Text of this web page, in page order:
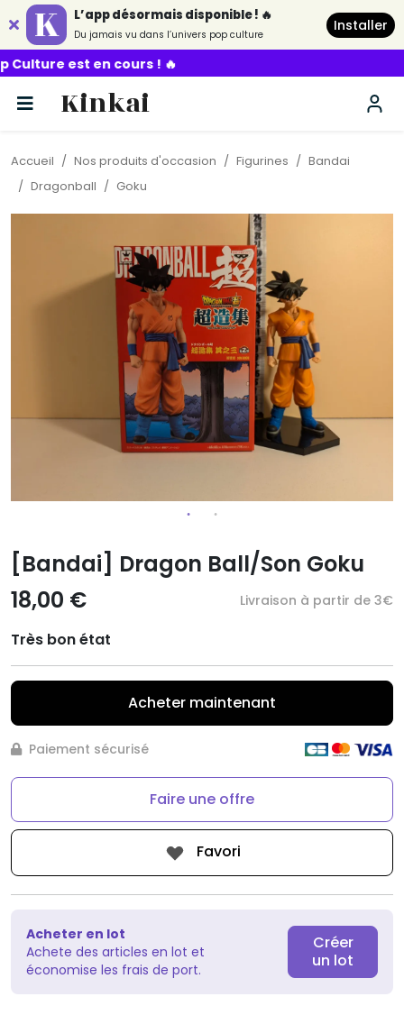
L’app désormais disponible ! 🔥
Du jamais vu dans l’univers pop culture
Installer
en cours ! 🔥
Kinkai
Accueil Nos produits d'occasion Figurines
Bandai
Dragonball
Goku
[Bandai] Dragon Ball/Son Goku
18,00 €
Livraison à partir de 3€
Très bon état
Acheter maintenant
Paiement sécurisé
Faire une offre
Favori
Acheter en lot
Achete des articles en lot et
économise les frais de port.
Créer
un lot